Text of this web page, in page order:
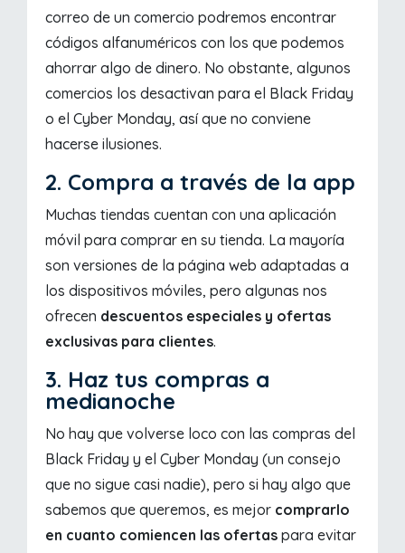
correo de un comercio podremos encontrar
códigos alfanuméricos con los que podemos
ahorrar algo de dinero. No obstante, algunos
comercios los desactivan para el Black Friday
o el Cyber Monday, así que no conviene
hacerse ilusiones.
2. Compra a través de la app
Muchas tiendas cuentan con una aplicación
móvil para comprar en su tienda. La mayoría
son versiones de la página web adaptadas a
los dispositivos móviles, pero algunas nos
ofrecen descuentos especiales y ofertas
exclusivas para clientes.
3. Haz tus compras a
medianoche
No hay que volverse loco con las compras del
Black Friday y el Cyber Monday (un consejo
que no sigue casi nadie), pero si hay algo que
sabemos que queremos, es mejor comprarlo
en cuanto comiencen las ofertas para evitar